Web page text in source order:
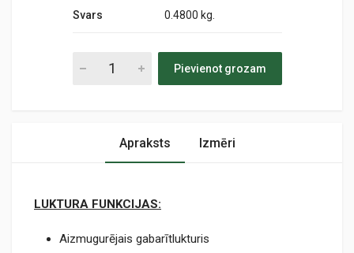
Svars 0.4800 kg.
Pievienot grozam
Apraksts Izmēri
LUKTURA FUNKCIJAS:
Aizmugurējais gabarītlukturis